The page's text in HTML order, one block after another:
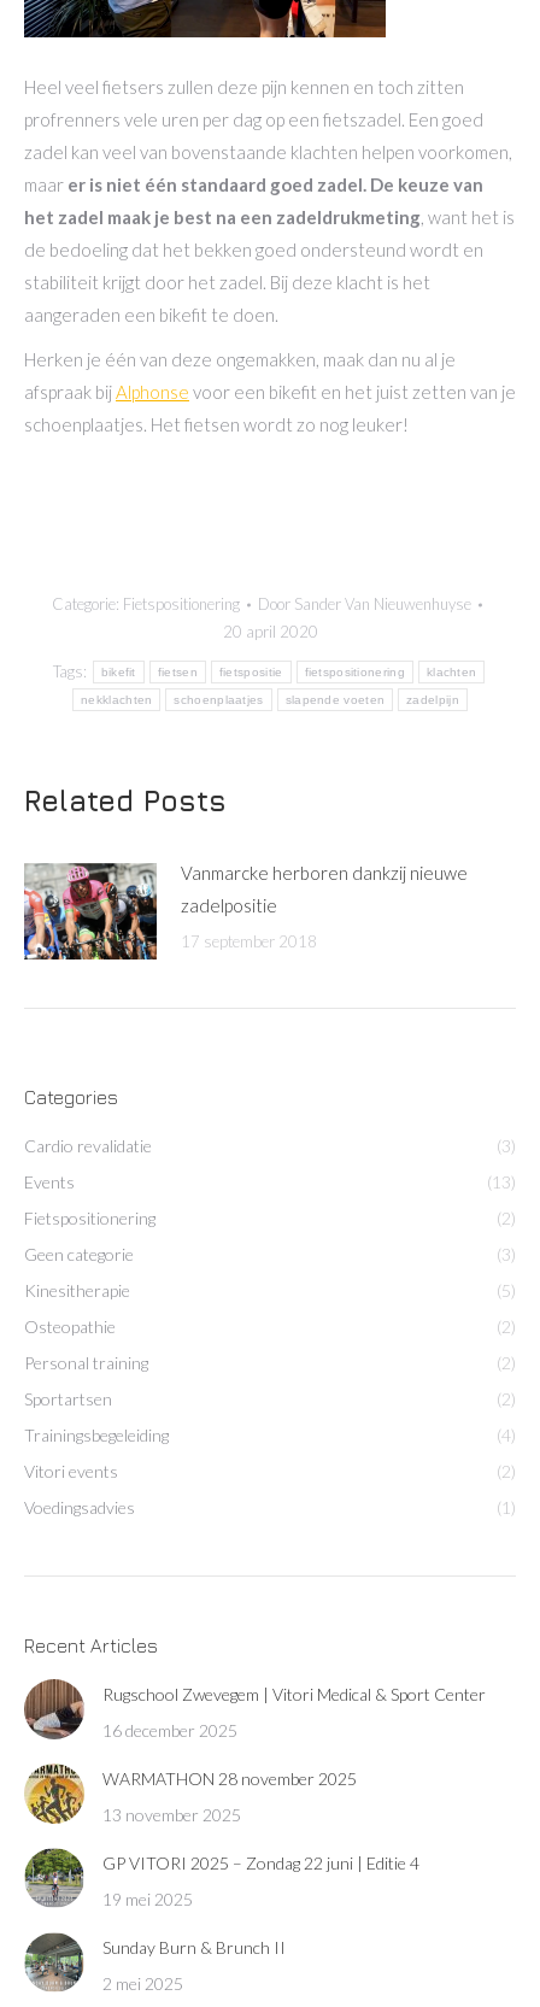
Heel veel fietsers zullen deze pijn kennen en toch zitten
profrenners vele uren per dag op een fietszadel. Een goed
zadel kan veel van bovenstaande klachten helpen voorkomen,
maar er is niet één standaard goed zadel. De keuze van
het zadel maak je best na een zadeldrukmeting, want het is
de bedoeling dat het bekken goed ondersteund wordt en
stabiliteit krijgt door het zadel. Bij deze klacht is het
aangeraden een bikefit te doen.
Herken je één van deze ongemakken, maak dan nu al je
afspraak bijAlphonse voor een bikefit en het juist zetten van je
schoenplaatjes. Het fietsen wordt zo nog leuker!
Categorie: Fietspositionering Door Sander Van Nieuwenhuyse
20 april 2020
Tags: bikefit fietsen fietspositie fietspositionering klachten
nekklachten schoenplaatjes slapende voeten zadelpijn
Related Posts
Vanmarcke herboren dankzij nieuwe
zadelpositie
17 september 2018
Categories
Cardio revalidatie
(3)
Events
(13)
Fietspositionering
(2)
Geen categorie
(3)
Kinesitherapie
(5)
Osteopathie
(2)
Personal training
(2)
Sportartsen
(2)
Trainingsbegeleiding
(4)
Vitori events
(2)
Voedingsadvies
(1)
Recent Articles
Rugschool Zwevegem | Vitori Medical & Sport Center
16 december 2025
WARMATHON 28 november 2025
13 november 2025
GP VITORI 2025 – Zondag 22 juni | Editie 4
19 mei 2025
Sunday Burn & Brunch II
2 mei 2025